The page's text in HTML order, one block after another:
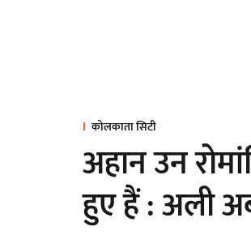
कोलकाता सिटी
अहान उन
हुए हैं : अली